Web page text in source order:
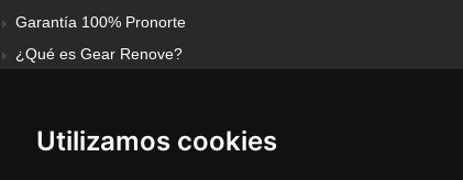
Utilizamos cookies
Garantía 100% Pronorte
¿Qué es Gear Renove?